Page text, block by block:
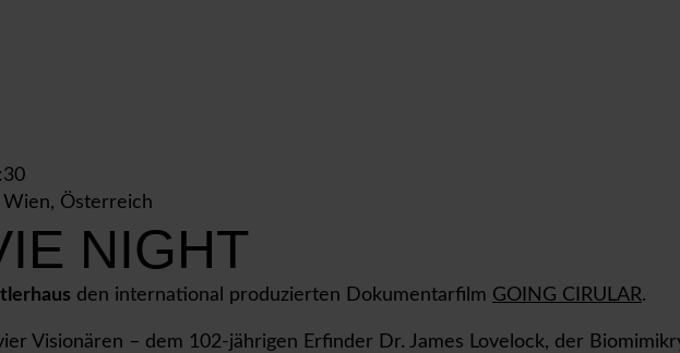
Wien, Österreich
NIGHT
den international produzierten Dokumentarfilm GOING CIRULAR.
Visionären – dem 102-jährigen Erfinder Dr. James Lovelock, der